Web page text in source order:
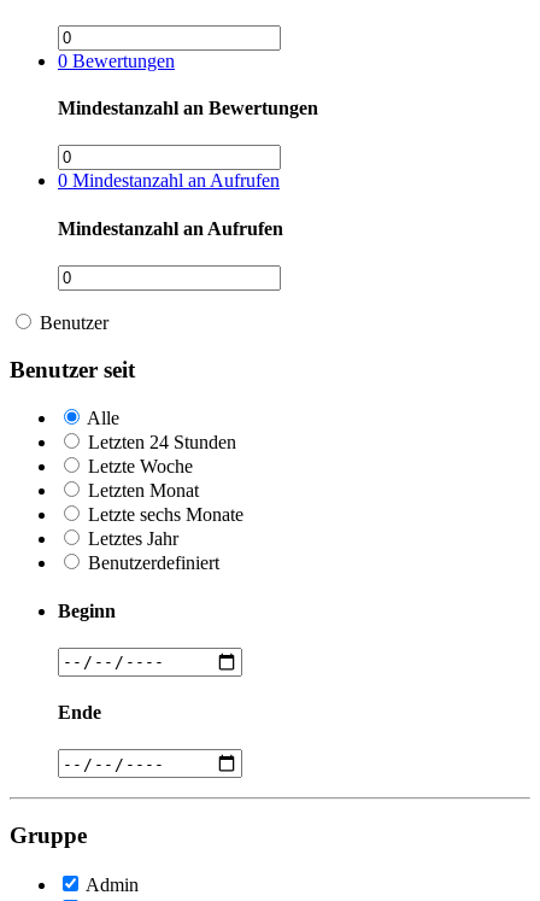
0 Bewertungen
Mindestanzahl an Bewertungen
0 Mindestanzahl an Aufrufen
Mindestanzahl an Aufrufen
Benutzer
Benutzer seit
Alle
Letzten 24 Stunden
Letzte Woche
Letzten Monat
Letzte sechs Monate
Letztes Jahr
Benutzerdefiniert
Beginn
Ende
Gruppe
Admin